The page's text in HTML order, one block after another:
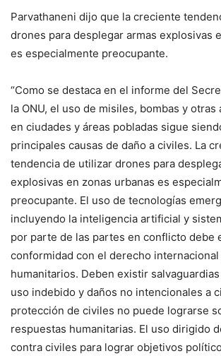
Parvathaneni dijo que la creciente
drones para desplegar armas explosivas
es especialmente preocupante.
“Como se destaca en el informe del
la ONU, el uso de misiles, bombas y otras
en ciudades y áreas pobladas sigue
principales causas de daño a civiles. La
tendencia de utilizar drones para
explosivas en zonas urbanas es
preocupante. El uso de tecnologías
incluyendo la inteligencia artificial y
por parte de las partes en conflicto debe
conformidad con el derecho
humanitarios. Deben existir
uso indebido y daños no intencionales a
protección de civiles no puede lograrse
respuestas humanitarias. El uso dirigido
contra civiles para lograr objetivos